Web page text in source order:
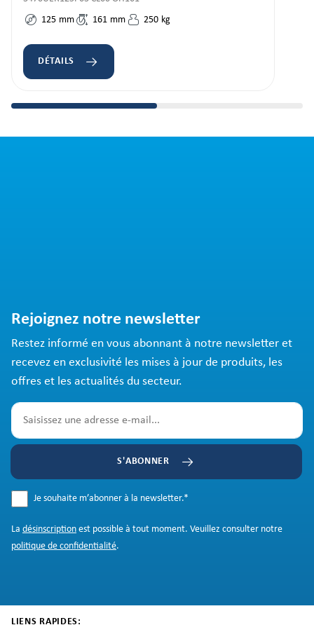
125 mm 161 mm 250 kg
DÉTAILS
Rejoignez notre newsletter
Restez informé en vous abonnant à notre newsletter et
recevez en exclusivité les mises à jour de produits, les
offres et les actualités du secteur.
S'ABONNER
Je souhaite m’abonner à la newsletter.*
La désinscription est possible à tout moment. Veuillez consulter notre
politique de confidentialité.
LIENS RAPIDES: